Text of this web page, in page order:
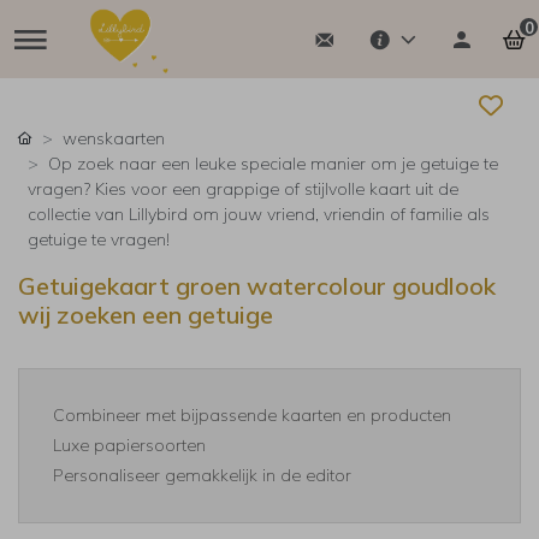
0
wenskaarten
Op zoek naar een leuke speciale manier om je getuige te
vragen? Kies voor een grappige of stijlvolle kaart uit de
collectie van Lillybird om jouw vriend, vriendin of familie als
getuige te vragen!
Getuigekaart groen watercolour goudlook
wij zoeken een getuige
Combineer met bijpassende kaarten en producten
Luxe papiersoorten
Personaliseer gemakkelijk in de editor